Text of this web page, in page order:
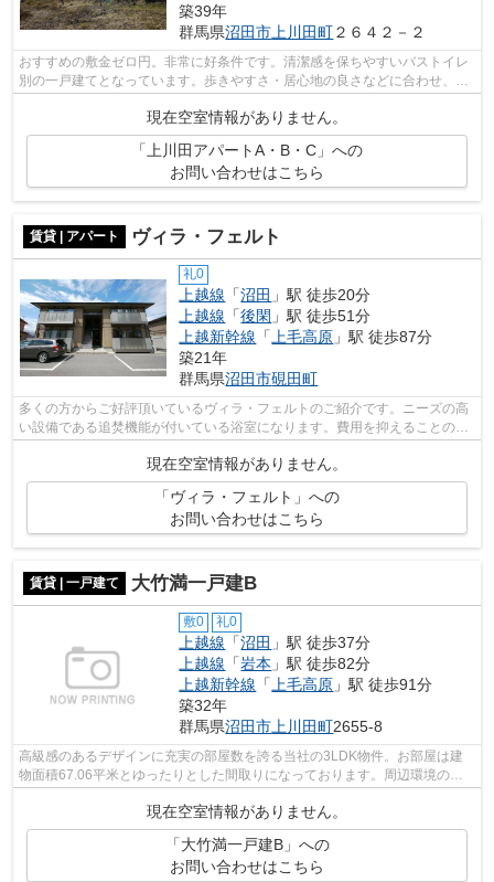
築39年
群馬県沼田市 上川田町２６４２－２
おすすめの敷金ゼロ円。非常に好条件です。清潔感を保ちやすいバストイレ
別の一戸建てとなっています。歩きやすさ・居心地の良さなどに合わせ、一
部フローリングになっています。お部...
現在空室情報がありません。
「上川田アパートA・B・C」への
お問い合わせはこちら
賃貸 | アパート ヴィラ・フェルト
礼0
上越線 「沼田 」駅 徒歩20分
上越線 「後閑 」駅 徒歩51分
上越新幹線 「上毛高原 」駅 徒歩87分
築21年
群馬県沼田市硯田町
多くの方からご好評頂いているヴィラ・フェルトのご紹介です。ニーズの高
い設備である追焚機能が付いている浴室になります。費用を抑えることの出
現在空室情報がありません。
「ヴィラ・フェルト」への
お問い合わせはこちら
賃貸 | 一戸建て 大竹満一戸建B
敷0 礼0
上越線 「沼田 」駅 徒歩37分
上越線 「岩本 」駅 徒歩82分
上越新幹線 「 上毛高原 」駅 徒歩91分
築32年
群馬県沼田市 上川田町2655-8
高級感のあるデザインに充実の部屋数を誇る当社の3LDK物件。お部屋は建
物面積67.06平米とゆったりとした間取りになっております。周辺環境の整
現在空室情報がありません。
「大竹満一戸建B」への
お問い合わせはこちら